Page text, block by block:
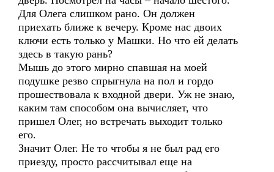
Для Олега слишком рано. Он должен
приехать ближе к вечеру. Кроме нас двоих
ключи есть только у Машки. Но что ей делать
здесь в такую рань?
Мышь до этого мирно спавшая на моей
подушке резво спрыгнула на пол и гордо
прошествовала к входной двери. Уж не знаю,
каким там способом она вычисляет, что
пришел Олег, но встречать выходит только
его.
Значит Олег. Не то чтобы я не был рад его
приезду, просто рассчитывал еще на